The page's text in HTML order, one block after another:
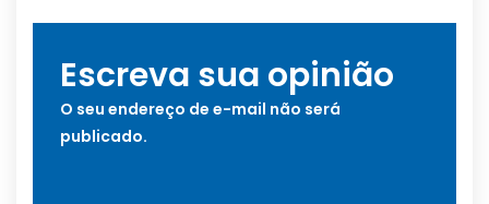
Escreva sua opinião
O seu endereço de e-mail não será
publicado.